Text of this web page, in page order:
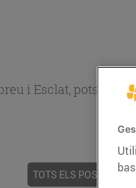
i Esclat, pots
TOTS ELS POSTS